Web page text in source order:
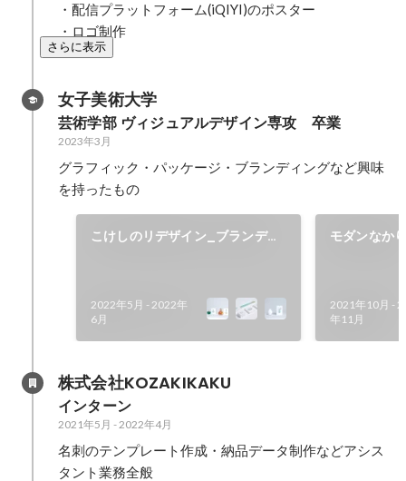
・配信プラットフォーム(iQIYI)のポスター
・ロゴ制作
さらに表示
女子美術大学
芸術学部 ヴィジュアルデザイン専攻　卒業
2023年3月
グラフィック・パッケージ・ブランディングなど興味
を持ったもの
こけしのリデザイン_ブランディ
2022年5月 -2022年
6月
モダンなか
2021年10月 -
年11月
株式会社KOZAKIKAKU
インターン
2021年5月 -2022年4月
名刺のテンプレート作成・納品データ制作などアシス
タント業務全般